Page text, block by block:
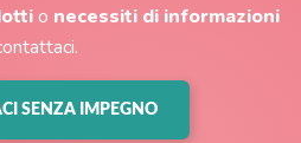
o necessiti di informazioni
SENZA IMPEGNO